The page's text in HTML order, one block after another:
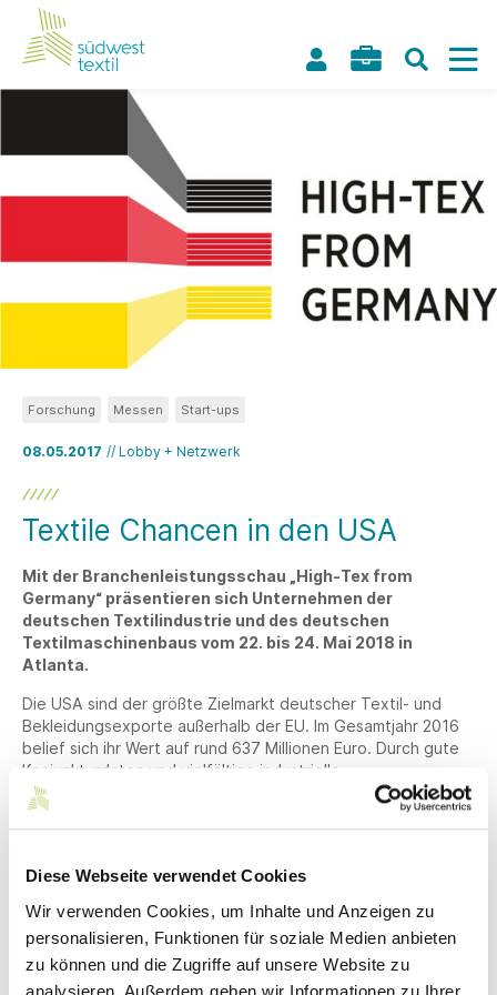
Diese Webseite verwendet Cookies
Wir verwenden Cookies, um Inhalte und Anzeigen zu
personalisieren, Funktionen für soziale Medien anbieten
zu können und die Zugriffe auf unsere Website zu
analysieren. Außerdem geben wir Informationen zu Ihrer
08.05.2017 // Lobby + Netzwerk
Forschung Messen Start-ups
Textile Chancen in den USA
Mit der Branchenleistungsschau „High-Tex from
Germany“ präsentieren sich Unternehmen der
deutschen Textilindustrie und des deutschen
Textilmaschinenbaus vom 22. bis 24. Mai 2018 in
Atlanta.
Die USA sind der größte Zielmarkt deutscher Textil- und
Bekleidungsexporte außerhalb der EU. Im Gesamtjahr 2016
belief sich ihr Wert auf rund 637 Millionen Euro. Durch gute
Konjunkturdaten und vielfältige industrielle
Abnehmerbranchen steigt die Nachfrage der USA nach
technischen Textilien und textilen Technologien aus
Branchenleistungsschau „High-Tex from Germany“ im
Rahmen der beiden Fachmessen Techtextil North America
und Texprocess Americas in Atlanta statt.
Zur Zielgruppe der mindestens 50 Aussteller zählen
Hersteller von Technischen Textilien, Textilmaschinen und